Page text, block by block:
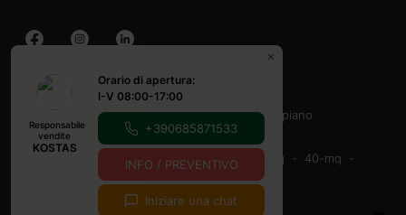
Case in legno
60-80 mq Con veranda
un piano
Casette in legno
20-mq 20-30 mq 30-40 mq
40-mq
Con veranda
Responsabile
vendite
KOSTAS
Orario di apertura:
I-V 08:00-17:00
+390685871533
INFO / PREVENTIVO
Iniziare una chat